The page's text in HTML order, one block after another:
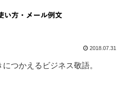
2018.07.31
つかえるビジネス敬語。